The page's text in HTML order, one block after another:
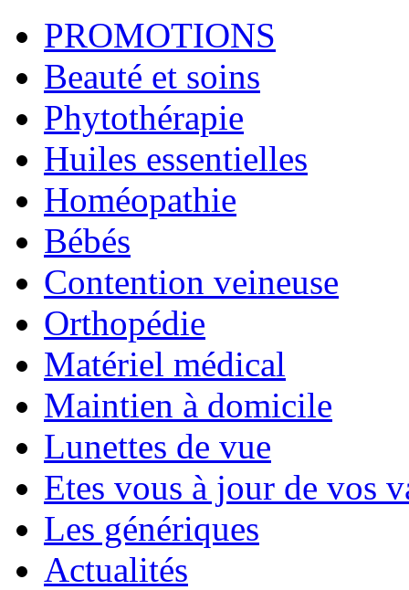
PROMOTIONS
Beauté et soins
Phytothérapie
Huiles essentielles
Homéopathie
Bébés
Contention veineuse
Orthopédie
Matériel médical
Maintien à domicile
Lunettes de vue
Etes vous à jour de vos
Les génériques
Actualités